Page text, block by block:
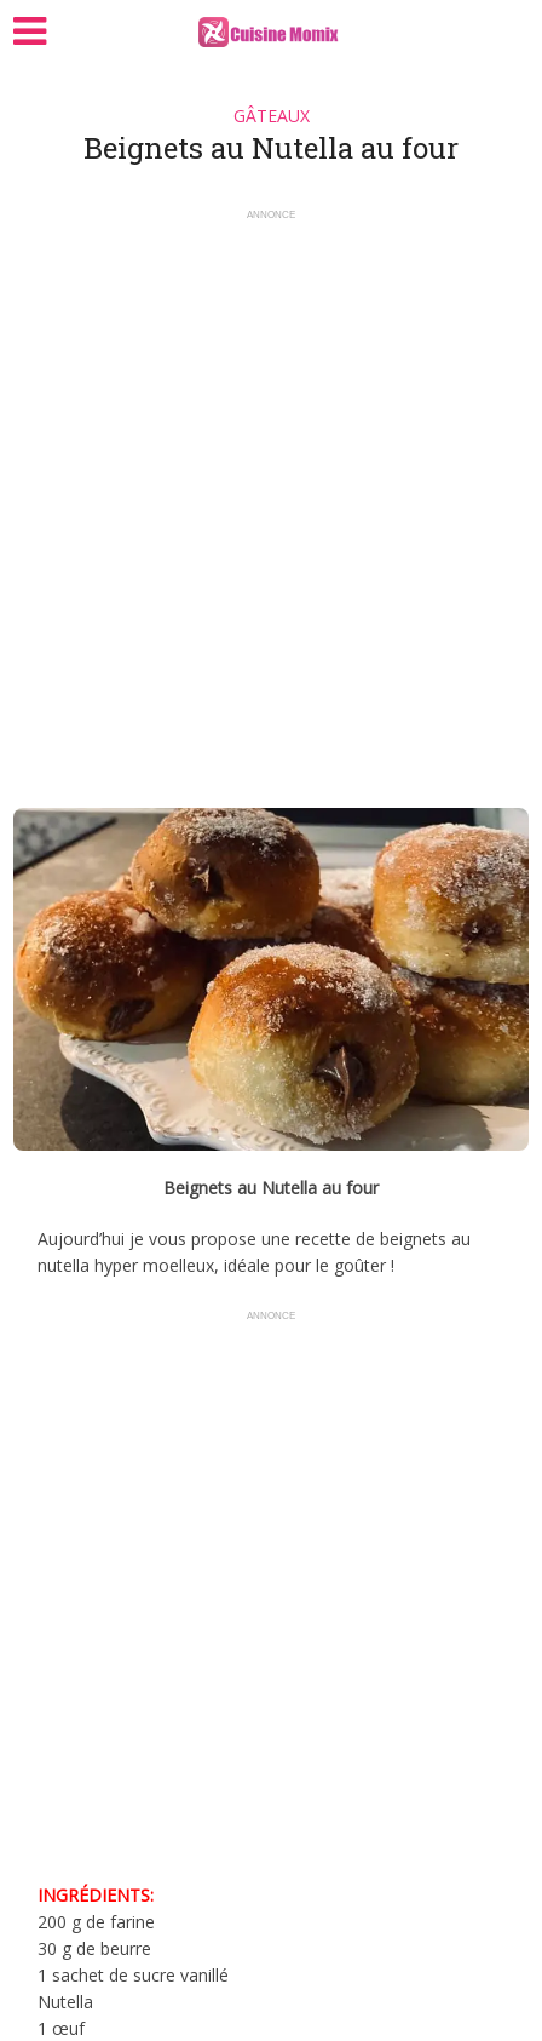
GÂTEAUX
Beignets au Nutella au four
ANNONCE
Beignets au Nutella au four
Aujourd’hui je vous propose une recette de beignets au
nutella hyper moelleux, idéale pour le goûter !
ANNONCE
INGRÉDIENTS:
200 g de farine
30 g de beurre
1 sachet de sucre vanillé
Nutella
1 œuf